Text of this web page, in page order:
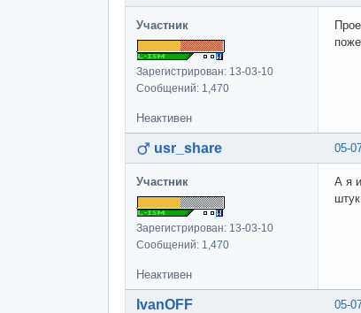
Участник
Зарегистрирован: 13-03-10
Сообщений: 1,470
Неактивен
05-
usr_share
Участник
Зарегистрирован: 13-03-10
Сообщений: 1,470
А я
Неактивен
05-
IvanOFF